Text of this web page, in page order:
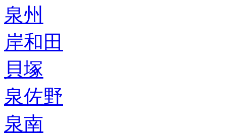
泉州
岸和田
貝塚
泉佐野
泉南